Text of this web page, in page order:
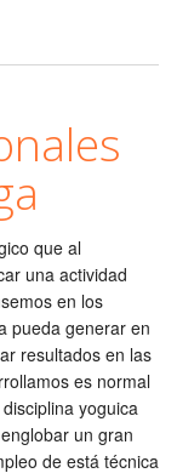
que al
una actividad
en los
pueda generar en
resultados en las
es normal
yoguica
un gran
de está técnica